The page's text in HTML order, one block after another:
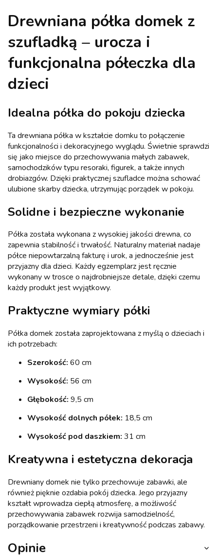
Drewniana półka domek z
szufladką – urocza i
funkcjonalna półeczka dla
dzieci
Idealna półka do pokoju dziecka
Ta drewniana półka w kształcie domku to połączenie
funkcjonalności i dekoracyjnego wyglądu. Świetnie sprawdzi
się jako miejsce do przechowywania małych zabawek,
samochodzików typu resoraki, figurek, a także innych
drobiazgów. Dzięki praktycznej szufladce można schować
ulubione skarby dziecka, utrzymując porządek w pokoju.
Solidne i bezpieczne wykonanie
Półka została wykonana z wysokiej jakości drewna, co
zapewnia stabilność i trwałość. Naturalny materiał nadaje
półce niepowtarzalną fakturę i urok, a jednocześnie jest
przyjazny dla dzieci. Każdy egzemplarz jest ręcznie
wykonany w trosce o najdrobniejsze detale, dzięki czemu
każdy produkt jest wyjątkowy.
Praktyczne wymiary półki
Półka domek została zaprojektowana z myślą o dzieciach i
ich potrzebach:
Szerokość: 60 cm
Wysokość: 56 cm
Głębokość: 9,5 cm
Wysokość dolnych półek: 18,5 cm
Wysokość pod daszkiem: 31 cm
Kreatywna i estetyczna dekoracja
Drewniany domek nie tylko przechowuje zabawki, ale
również pięknie ozdabia pokój dziecka. Jego przyjazny
kształt wprowadza ciepłą atmosferę, a możliwość
przechowywania zabawek rozwija samodzielność,
porządkowanie przestrzeni i kreatywność podczas zabawy.
Opinie